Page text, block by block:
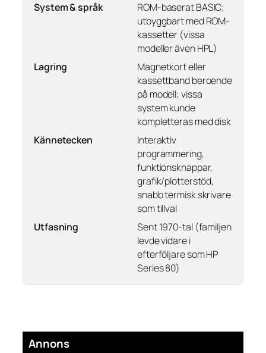
System & språk
ROM-baserat BASIC;
utbyggbart med ROM-
kassetter (vissa
modeller även HPL)
Lagring
Magnetkort eller
kassettband beroende
på modell; vissa
system kunde
kompletteras med disk
Kännetecken
Interaktiv
programmering,
funktionsknappar,
grafik/plotterstöd,
snabb termisk skrivare
som tillval
Utfasning
Sent 1970-tal (familjen
levde vidare i
efterföljare som HP
Series 80)
Annons